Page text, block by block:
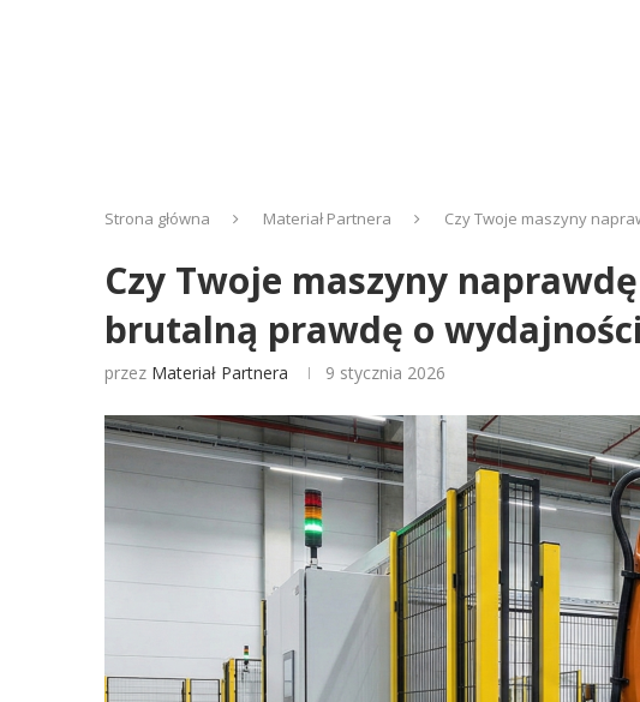
Strona główna Materiał Partnera Czy Twoje maszyny
Czy Twoje maszyny
brutalną prawdę o
przez Materiał Partnera 9 stycznia 2026